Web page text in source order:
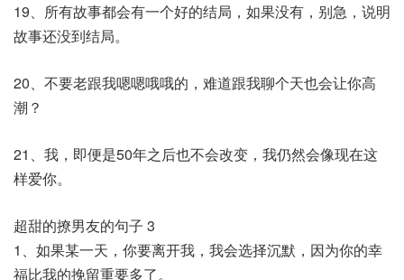
19、所有故事都会有一个好的结局，如果没有，别急，说明
故事还没到结局。
20、不要老跟我嗯嗯哦哦的，难道跟我聊个天也会让你高
潮？
21、我，即便是50年之后也不会改变，我仍然会像现在这
样爱你。
超甜的撩男友的句子 3
1、如果某一天，你要离开我，我会选择沉默，因为你的幸
福比我的挽留重要多了。